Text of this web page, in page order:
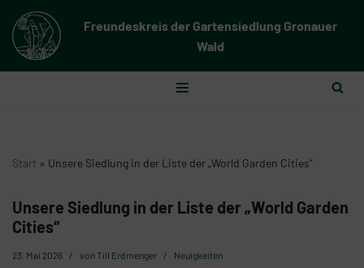
Zum
Inhalt
Freundeskreis der Gartensiedlung Gronauer
Wald
Start » Unsere Siedlung in der Liste der „World Garden Cities“
Unsere Siedlung in der Liste der „World Garden
Cities“
23. Mai 2026 vonTill Erdmenger Neuigkeiten